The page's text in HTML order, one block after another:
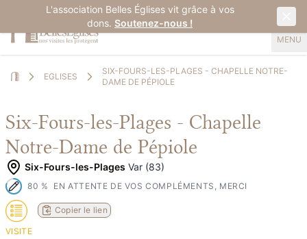
L'association Belles Églises vit grâce à vos
dons. Soutenez-nous !
MENU
EGLISES
SIX-FOURS-LES-PLAGES - CHAPELLE NOTRE-
DAME DE PÉPIOLE
Six-Fours-les-Plages - Chapelle
Notre-Dame de Pépiole
Six-Fours-les-Plages Var (83)
80 % EN ATTENTE DE VOS COMPLÉMENTS, MERCI
VISITE
Copier le lien